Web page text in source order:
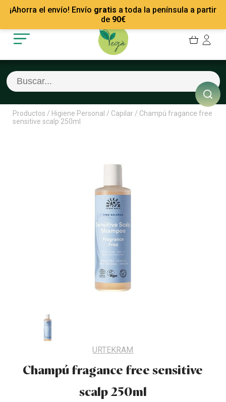
¡Ahorra el envío! Envío gratis a toda la península a partir
de 90€
Mis Pedidos
Mis favoritos
Cerrar sesión
Recetas
Empresas
Contacto
Productos / Higiene Personal / Capilar / Champú fragance free
sensitive scalp 250ml
URTEKRAM
Champú fragance free sensitive
scalp 250ml